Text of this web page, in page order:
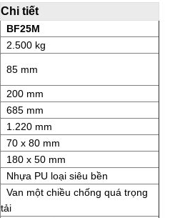
Chi tiết
BF25M
2.500 kg
85 mm
200 mm
685 mm
1.220 mm
70 x 80 mm
180 x 50 mm
Nhựa PU loại siêu bền
Van một chiều chống quá trọng
tải